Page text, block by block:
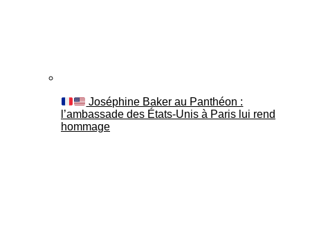
Joséphine Baker au Panthéon :
l’ambassade des États-Unis à Paris lui rend
hommage